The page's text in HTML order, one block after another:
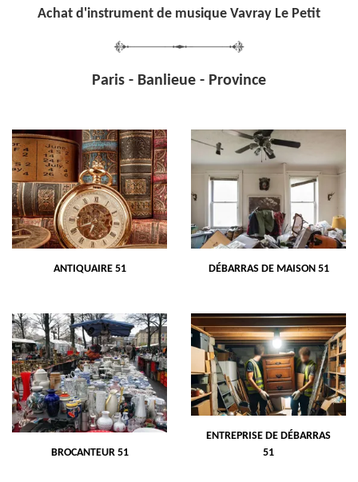
Achat d'instrument de musique Vavray Le Petit
Paris - Banlieue - Province
ANTIQUAIRE 51 DÉBARRAS DE MAISON 51
BROCANTEUR 51
ENTREPRISE DE DÉBARRAS
51